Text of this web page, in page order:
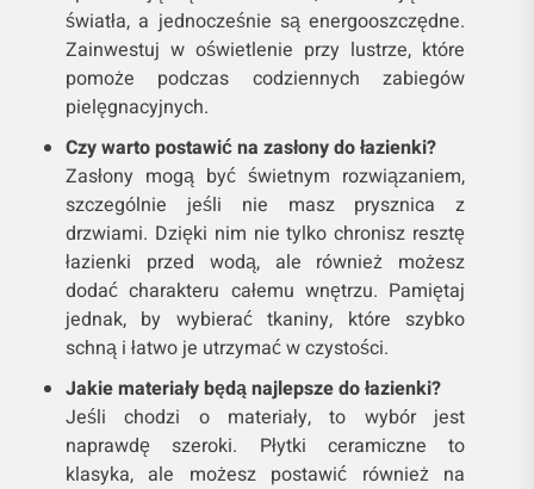
światła, a jednocześnie są energooszczędne.
Zainwestuj w oświetlenie przy lustrze, które
pomoże podczas codziennych zabiegów
pielęgnacyjnych.
Czy warto postawić na zasłony do łazienki?
Zasłony mogą być świetnym rozwiązaniem,
szczególnie jeśli nie masz prysznica z
drzwiami. Dzięki nim nie tylko chronisz resztę
łazienki przed wodą, ale również możesz
dodać charakteru całemu wnętrzu. Pamiętaj
jednak, by wybierać tkaniny, które szybko
schną i łatwo je utrzymać w czystości.
Jakie materiały będą najlepsze do łazienki?
Jeśli chodzi o materiały, to wybór jest
naprawdę szeroki. Płytki ceramiczne to
klasyka, ale możesz postawić również na